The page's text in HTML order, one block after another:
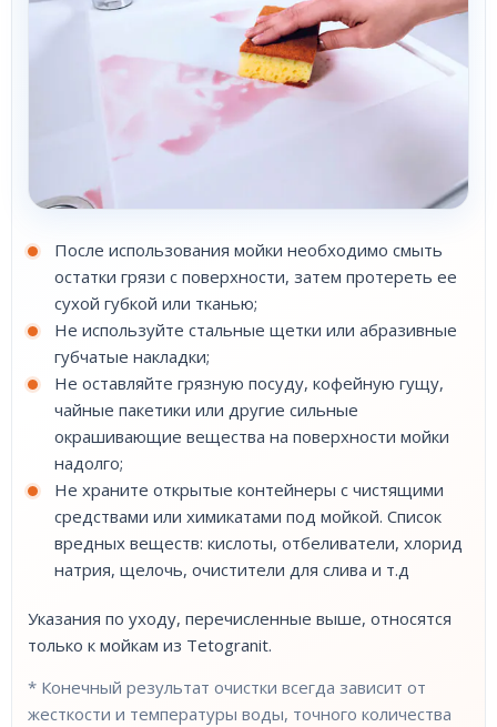
После использования мойки необходимо смыть
остатки грязи с поверхности, затем протереть ее
сухой губкой или тканью;
Не используйте стальные щетки или абразивные
губчатые накладки;
Не оставляйте грязную посуду, кофейную гущу,
чайные пакетики или другие сильные
окрашивающие вещества на поверхности мойки
надолго;
Не храните открытые контейнеры с чистящими
средствами или химикатами под мойкой. Список
вредных веществ: кислоты, отбеливатели, хлорид
натрия, щелочь, очистители для слива и т.д
Указания по уходу, перечисленные выше, относятся
только к мойкам из Tetogranit.
* Конечный результат очистки всегда зависит от
жесткости и температуры воды, точного количества